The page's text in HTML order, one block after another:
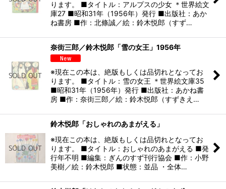
ります。 ■タイトル：アルプスの少女 ＊世界絵文
庫27 ■昭和31年（1956年）発行 ■出版社：あか
ね書房 ■作：北條誠／絵：鈴木悦郎（すず…
奈街三郎／鈴木悦郎「雪の女王」1956年
※現在この本は、絶版もしくは品切れとなってお
ります。 ■タイトル：雪の女王 ＊世界絵文庫35
■昭和31年（1956年）発行 ■出版社：あかね書
房 ■作：奈街三郎／絵：鈴木悦郎（すずきえ…
鈴木悦郎「おしゃれのあまがえる」
※現在この本は、絶版もしくは品切れとなってお
ります。 ■タイトル：おしゃれのあまがえる ■発
行年不明 ■編集：ぎんのすず刊行協会 ■作：小野
美樹／絵：鈴木悦郎 ■状態：並品 ・全体…